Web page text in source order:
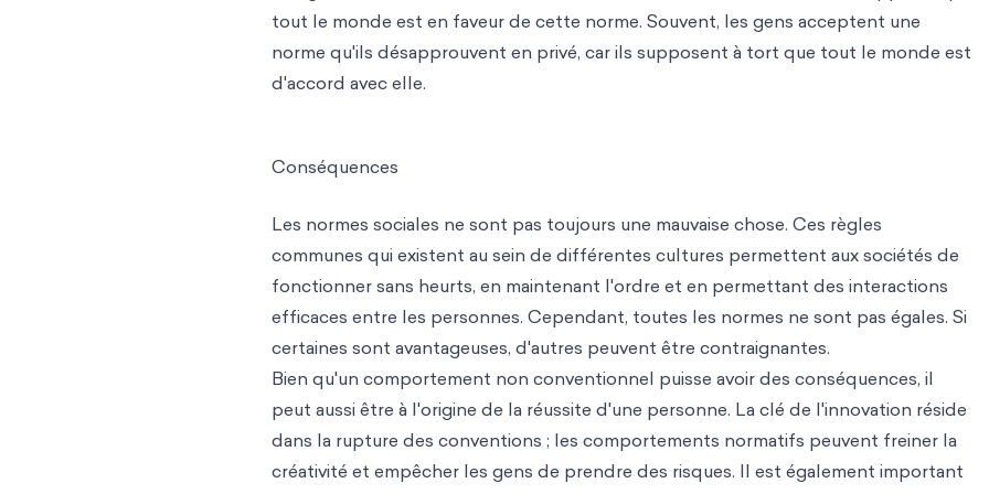
tout le monde est en faveur de cette norme. Souvent, les gens acceptent une
norme qu'ils désapprouvent en privé, car ils supposent à tort que tout le monde est
d'accord avec elle.
Conséquences
Les normes sociales ne sont pas toujours une mauvaise chose. Ces règles
communes qui existent au sein de différentes cultures permettent aux sociétés de
fonctionner sans heurts, en maintenant l'ordre et en permettant des interactions
efficaces entre les personnes. Cependant, toutes les normes ne sont pas égales. Si
certaines sont avantageuses, d'autres peuvent être contraignantes.
Bien qu'un comportement non conventionnel puisse avoir des conséquences, il
peut aussi être à l'origine de la réussite d'une personne. La clé de l'innovation réside
dans la rupture des conventions ; les comportements normatifs peuvent freiner la
créativité et empêcher les gens de prendre des risques. Il est également important